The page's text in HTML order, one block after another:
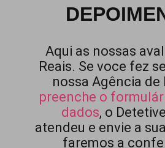
Aqui as nossas
Reais. Se voce fez
nossa Agência de
preenche o
dados, o
atendeu e envie a
faremos a